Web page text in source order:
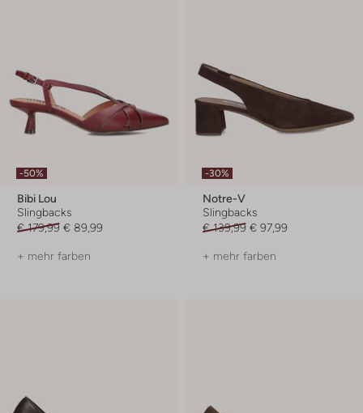
-50%
Bibi Lou
Slingbacks
€ 179,99 € 89,99
+ mehr farben
-30%
Notre-V
Slingbacks
€ 139,99 € 97,99
+ mehr farben